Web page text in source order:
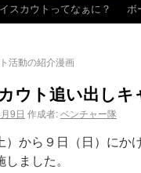
スカウトってなぁに？ ボ
活動の紹介漫画
ウト追い出し
9日 作成者:ベンチャー隊
）から９日（日）にか
ました。